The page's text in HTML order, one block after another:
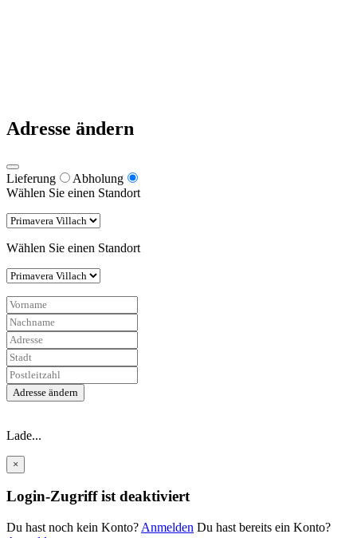
Adresse ändern
Lieferung
Abholung
Wählen Sie einen Standort
Wählen Sie einen Standort
Adresse ändern
Lade...
×
Login-Zugriff ist deaktiviert
Du hast noch kein Konto? Anmelden Du hast bereits ein Konto?